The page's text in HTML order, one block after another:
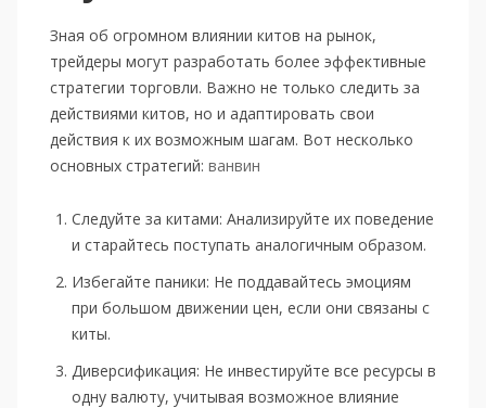
Зная об огромном влиянии китов на рынок,
трейдеры могут разработать более эффективные
стратегии торговли. Важно не только следить за
действиями китов, но и адаптировать свои
действия к их возможным шагам. Вот несколько
основных стратегий: ванвин
Следуйте за китами: Анализируйте их поведение
и старайтесь поступать аналогичным образом.
Избегайте паники: Не поддавайтесь эмоциям
при большом движении цен, если они связаны с
киты.
Диверсификация: Не инвестируйте все ресурсы в
одну валюту, учитывая возможное влияние